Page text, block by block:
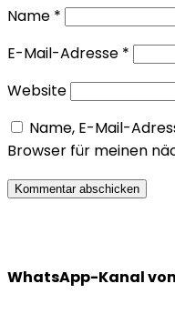
Name *
E-Mail-Adresse *
Website
Name, E-Mail-
Browser für meinen
WhatsApp-Kanal